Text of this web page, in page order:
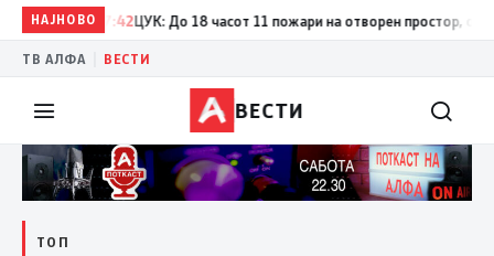
НАЈНОВО
17:42 ЦУК: До 18 часот 11 пожари на отворен простор, од кои
ТВ АЛФА ВЕСТИ
ВЕСТИ
ТОП